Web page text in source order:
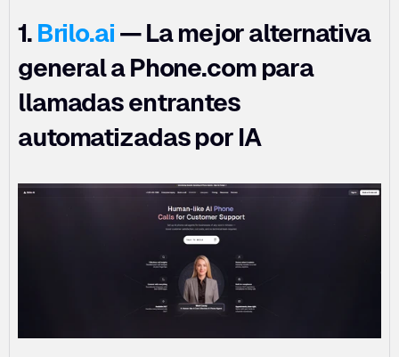
1. Brilo.ai — La mejor alternativa
general a Phone.com para
llamadas entrantes
automatizadas por IA